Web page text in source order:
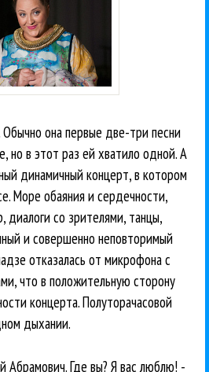
она первые две-три песни
но в этот раз ей хватило одной. А
динамичный концерт, в котором
Море обаяния и сердечности,
диалоги со зрителями, танцы,
и совершенно неповторимый
отказалась от микрофона с
что в положительную сторону
концерта. Полуторачасовой
дыхании.
Абрамович. Где вы? Я вас люблю! -